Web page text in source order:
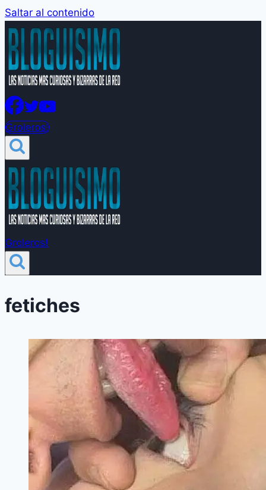
Saltar al contenido
Groleros!
Groleros!
fetiches